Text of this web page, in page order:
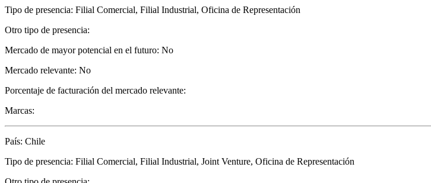
Tipo de presencia: Filial Comercial, Filial Industrial, Oficina de Representación
Otro tipo de presencia:
Mercado de mayor potencial en el futuro: No
Mercado relevante: No
Porcentaje de facturación del mercado relevante:
Marcas:
País: Chile
Tipo de presencia: Filial Comercial, Filial Industrial, Joint Venture, Oficina de Representación